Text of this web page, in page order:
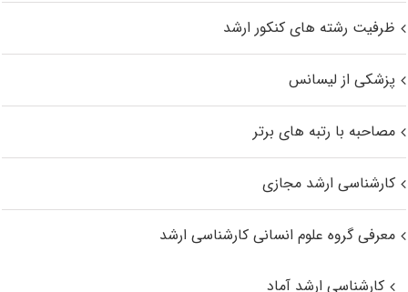
ظرفیت رشته های کنکور ارشد
پزشکی از لیسانس
مصاحبه با رتبه های برتر
کارشناسی ارشد مجازی
معرفی گروه علوم انسانی کارشناسی ارشد
کارشناسی ارشد آماد